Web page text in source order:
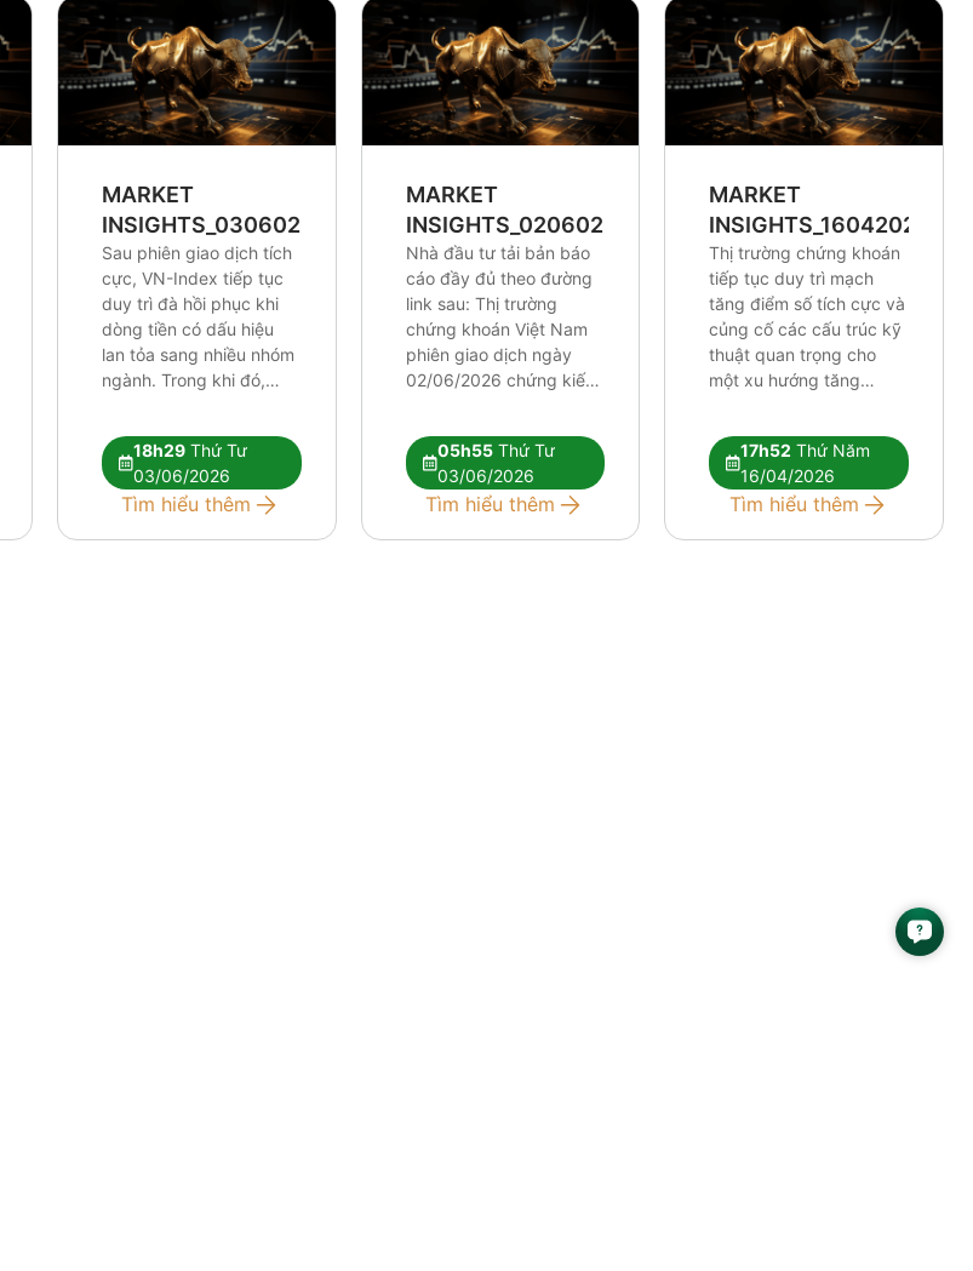
MARKET
INSIGHTS_0306026
Sau phiên giao dịch tích
cực, VN-Index tiếp tục
duy trì đà hồi phục khi
dòng tiền có dấu hiệu
lan tỏa sang nhiều nhóm
ngành. Trong khi đó,
HOSE nhưng áp lực đã
phần nào được hấp thụ
bởi dòng tiền trong
18h29Thứ Tư
03/06/2026
Tìm hiểu thêm
MARKET
INSIGHTS_0206026
Nhà đầu tư tải bản báo
cáo đầy đủ theo đường
link sau: Thị trường
chứng khoán Việt Nam
phiên giao dịch ngày
02/06/2026 chứng kiến
kỹ thuật tiêu cực đang
dần xuất hiện rõ nét hơn,
đòi hỏi nhà đầu tư phải
05h55Thứ Tư
03/06/2026
Tìm hiểu thêm
MARKET
INSIGHTS_16042026
Thị trường chứng khoán
tiếp tục duy trì mạch
tăng điểm số tích cực và
củng cố các cấu trúc kỹ
thuật quan trọng cho
một xu hướng tăng
những cột mốc định hình
xu hướng khá lạc quan,
tâm lý thị trường nhìn
17h52 Thứ Năm
16/04/2026
Tìm hiểu thêm